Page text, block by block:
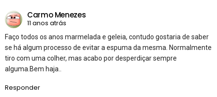
Carmo Menezes
11 anos atrás
Faço todos os anos marmelada e geleia, contudo gostaria de saber
se há algum processo de evitar a espuma da mesma. Normalmente
tiro com uma colher, mas acabo por desperdiçar sempre
alguma.Bem haja..
Responder